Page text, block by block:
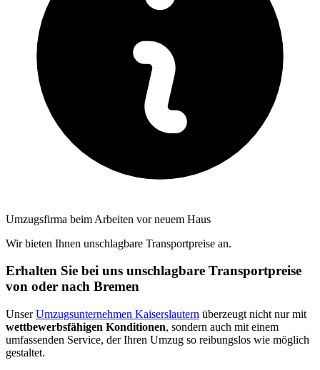
Umzugsfirma beim Arbeiten vor neuem Haus
Wir bieten Ihnen unschlagbare Transportpreise an.
Erhalten Sie bei uns unschlagbare Transportpreise
von oder nach Bremen
UnserUmzugsunternehmen Kaiserslautern überzeugt nicht nur mit
wettbewerbsfähigen Konditionen, sondern auch mit einem
umfassenden Service, der Ihren Umzug so reibungslos wie möglich
gestaltet.